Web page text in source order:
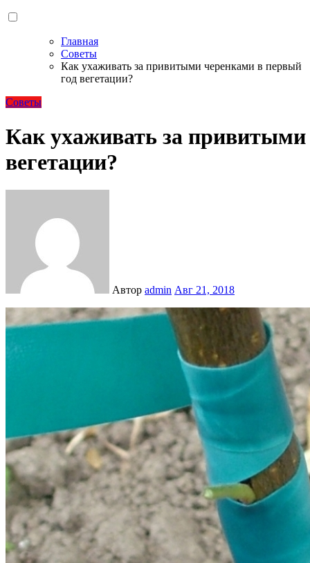
Главная
Советы
Как ухаживать за привитыми черенками в первый
год вегетации?
Советы
Как ухаживать за
вегетации?
Автор admin Авг 21, 2018